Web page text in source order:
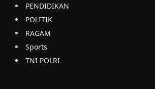
PENDIDIKAN
POLITIK
RAGAM
Sports
TNI POLRI